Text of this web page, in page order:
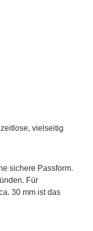
vielseitig
sichere Passform.
Für
30 mm ist das